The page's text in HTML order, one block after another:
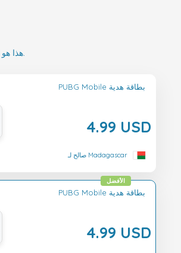
هذا هو المنتج الذي تم استلامه.
PUBG Mobile بطاقة هدية
4.99 USD
صالح لـ Madagascar
PUBG Mobile بطاقة هدية
4.99 USD
الأفضل